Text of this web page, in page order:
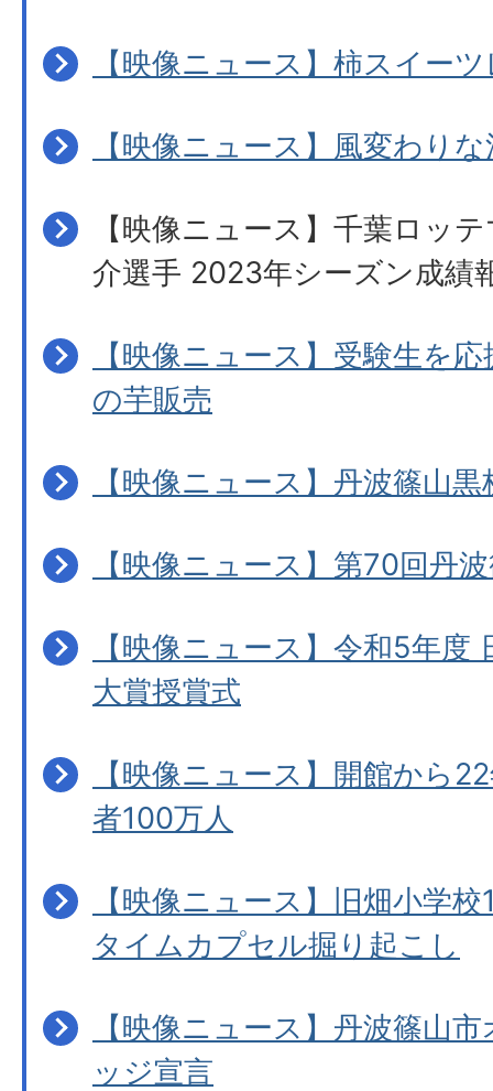
【映像ニュース】柿スイー
【映像ニュース】風変わり
【映像ニュース】千葉ロッ
介選手 2023年シーズン成績
【映像ニュース】受験生を
の芋販売
【映像ニュース】丹波篠山
【映像ニュース】第70回丹
【映像ニュース】令和5年度
大賞授賞式
【映像ニュース】開館から
者100万人
【映像ニュース】旧畑小学
タイムカプセル掘り起こし
【映像ニュース】丹波篠山
ッジ宣言